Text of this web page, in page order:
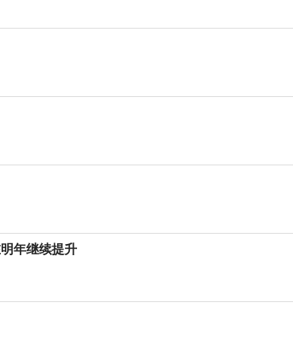
年继续提升